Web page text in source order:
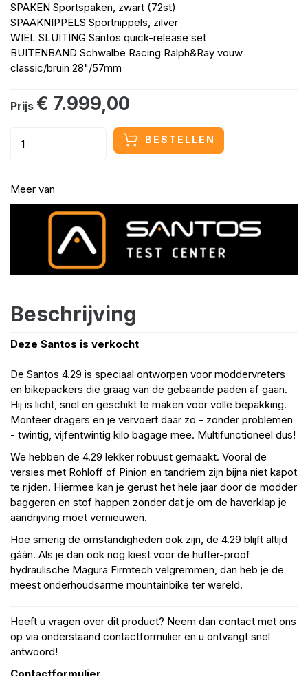
SPAKEN Sportspaken, zwart (72st)
SPAAKNIPPELS Sportnippels, zilver
WIEL SLUITING Santos quick-release set
BUITENBAND Schwalbe Racing Ralph&Ray vouw
classic/bruin 28"/57mm
Prijs € 7.999,00
BESTELLEN
Meer van
Beschrijving
Deze Santos is verkocht
De Santos 4.29 is speciaal ontworpen voor moddervreters
en bikepackers die graag van de gebaande paden af gaan.
Hij is licht, snel en geschikt te maken voor volle bepakking.
Monteer dragers en je vervoert daar zo - zonder problemen
- twintig, vijfentwintig kilo bagage mee. Multifunctioneel dus!
We hebben de 4.29 lekker robuust gemaakt. Vooral de
versies met Rohloff of Pinion en tandriem zijn bijna niet kapot
te rijden. Hiermee kan je gerust het hele jaar door de modder
baggeren en stof happen zonder dat je om de haverklap je
aandrijving moet vernieuwen.
Hoe smerig de omstandigheden ook zijn, de 4.29 blijft altijd
gáán. Als je dan ook nog kiest voor de hufter-proof
hydraulische Magura Firmtech velgremmen, dan heb je de
meest onderhoudsarme mountainbike ter wereld.
Heeft u vragen over dit product? Neem dan contact met ons
op via onderstaand contactformulier en u ontvangt snel
antwoord!